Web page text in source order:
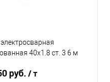
40х1.8 ст. 3 6 м
руб./ т